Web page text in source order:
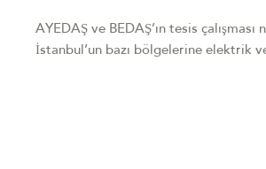
AYEDAŞ ve BEDAŞ’ın tesis çalışması
İstanbul’un bazı bölgelerine elektrik